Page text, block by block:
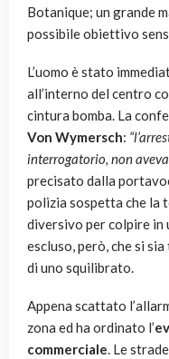
Botanique; un grande
possibile obiettivo
L’uomo è stato
all’interno del centro
cintura bomba. La
Von Wymersch:
interrogatorio, non
precisato dalla
polizia sospetta che la
diversivo per colpire in
escluso, però, che si
di uno squilibrato.
Appena scattato
zona ed ha ordinato l’
commerciale. Le